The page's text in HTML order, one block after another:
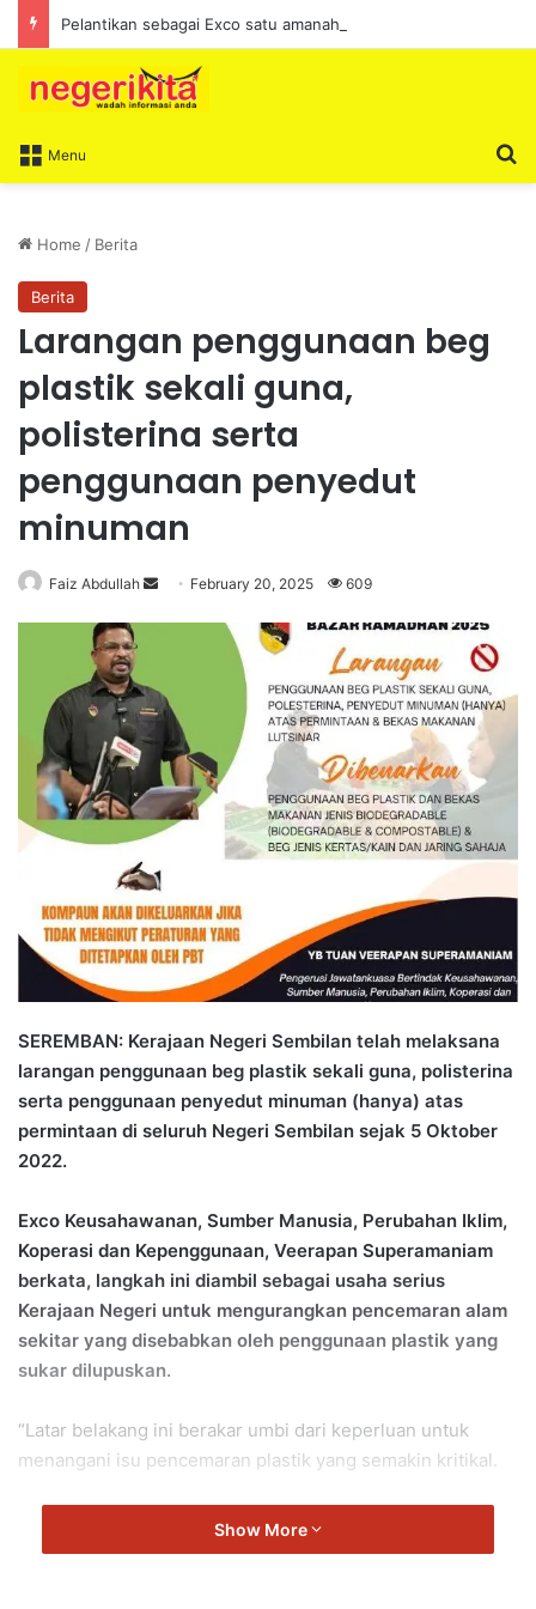
Menu
Home / Berita
Berita
Larangan penggunaan beg
plastik sekali guna,
polisterina serta
penggunaan penyedut
minuman
Faiz Abdullah
a
e
m
a
l
February 20, 2025 609
SEREMBAN: Kerajaan Negeri Sembilan telah melaksana
larangan penggunaan beg plastik sekali guna, polisterina
serta penggunaan penyedut minuman (hanya) atas
permintaan di seluruh Negeri Sembilan sejak 5 Oktober
2022.
Exco Keusahawanan, Sumber Manusia, Perubahan Iklim,
Koperasi dan Kepenggunaan, Veerapan Superamaniam
berkata, langkah ini diambil sebagai usaha serius
Kerajaan Negeri untuk mengurangkan pencemaran alam
sekitar yang disebabkan oleh penggunaan plastik yang
sukar dilupuskan.
“Latar belakang ini berakar umbi dari keperluan untuk
menangani isu pencemaran plastik yang semakin kritikal.
“Plastik sekali guna seperti beg plastik, bekas makanan
polisterina dan penyedut minuman tidak hanya
Show More